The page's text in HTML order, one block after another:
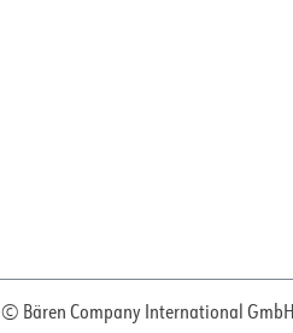
© Bären Company International GmbH